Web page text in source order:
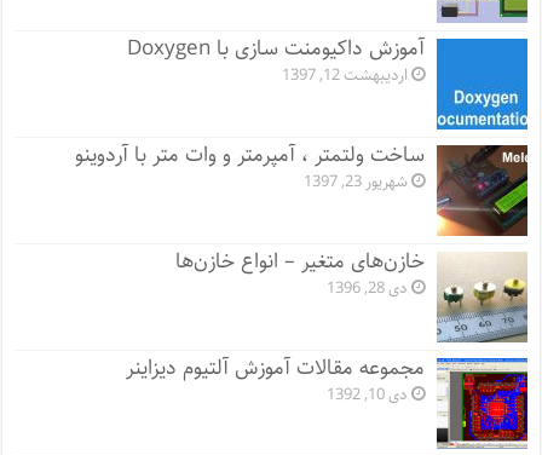
آموزش داکیومنت سازی با Doxygen
اردیبهشت 12, 1397
ساخت ولتمتر ، آمپرمتر و وات متر با آردوینو
شهریور 23, 1397
خازن‌های متغیر – انواع خازن‌ها
دی 28, 1396
مجموعه مقالات آموزش آلتیوم دیزاینر
دی 10, 1392